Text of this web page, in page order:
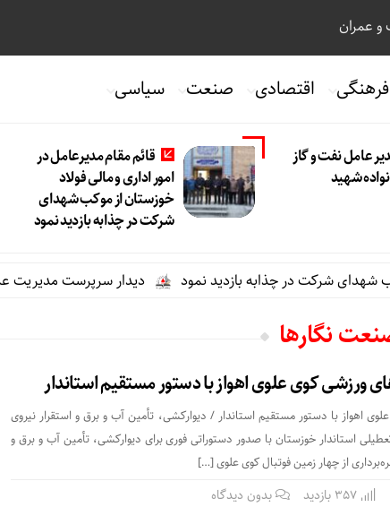
عمران
فرهنگی اقتصادی صنعت سیاسی
عامل نفت و گاز
شهید
قائم مقام مدیرعامل در
امور اداری و مالی فولاد
خوزستان از موکب شهدای
شرکت در چذابه بازدید نمود
شرکت در چذابه بازدید نمود دیدار سرپرست مدیریت
نگارها
ورزشی کوی علوی اهواز با دستور مستقیم استاندار
اهواز با دستور مستقیم استاندار / دیوارکشی، تأمین آب و برق و استقرار نیروی
استاندار خوزستان با صدور دستوراتی فوری برای دیوارکشی، تأمین آب و برق و
از چهار زمین فوتبال کوی علوی […]
بدون دیدگاه